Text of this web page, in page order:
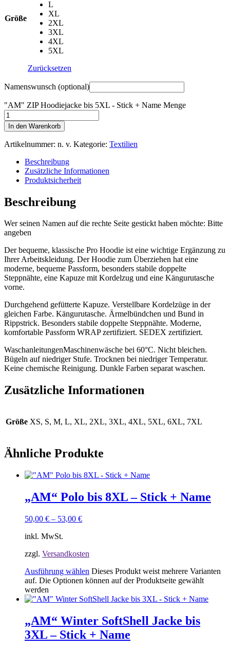
Größe
L
XL
2XL
3XL
4XL
5XL
Zurücksetzen
Namenswunsch (optional)
"AM" ZIP Hoodiejacke bis 5XL - Stick + Name Menge
In den Warenkorb
Artikelnummer: n. v. Kategorie: Textilien
Beschreibung
Zusätzliche Informationen
Produktsicherheit
Beschreibung
Wer seinen Namen auf die rechte Seite gestickt haben möchte: Bitte
angeben
Der bequeme, klassische Pro Hoodie ist eine wichtige Ergänzung zu
Ihrer Arbeitskleidung. Der Hoodie zum Überziehen hat eine
moderne, bequeme Passform, besonders stabile doppelte
Steppnähte, eine Kapuze mit Kordelzug und eine Kängurutasche
vorne.
Durchgehend gefütterte Kapuze. Verstellbare Kordelzüge in der
gleichen Farbe. Kängurutasche. Ärmelbündchen und Bund in
Rippstrick. Besonders stabile doppelte Steppnähte. Moderne,
komfortable Passform WRAP zertifiziert. SEDEX zertifiziert.
WaschanleitungenMaschinenwäsche bei 60°C. Nicht bleichen.
Bügeln auf niedriger Stufe. Trocknen bei niedriger Temperatur.
Keine chemische Reinigung. Dunkle Farben separat waschen.
Zusätzliche Informationen
Größe XS, S, M, L, XL, 2XL, 3XL, 4XL, 5XL, 6XL, 7XL
Ähnliche Produkte
„AM“ Polo bis 8XL – Stick + Name
50,00 € – 53,00 €
inkl. MwSt.
zzgl. Versandkosten
Ausführung wählen Dieses Produkt weist mehrere Varianten
auf. Die Optionen können auf der Produktseite gewählt
werden
„AM“ Winter SoftShell Jacke bis
3XL – Stick + Name